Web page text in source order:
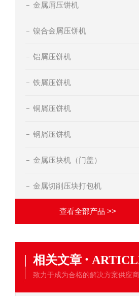
金属屑压饼机
镍合金屑压饼机
铝屑压饼机
铁屑压饼机
铜屑压饼机
钢屑压饼机
金属压块机（门盖）
金属切削压块打包机
查看全部产品 >>
相关文章 ·
致力于成为合格的解决方案供应商